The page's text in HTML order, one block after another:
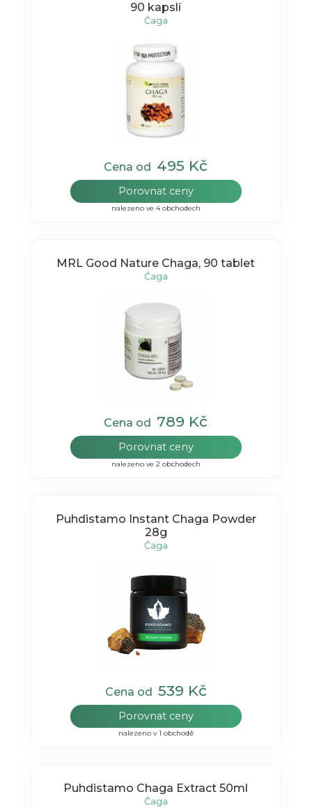
90 kapslí
Čaga
Cena od 495 Kč
Porovnat ceny
nalezeno ve 4 obchodech
MRL Good Nature Chaga, 90 tablet
Čaga
Cena od 789 Kč
Porovnat ceny
nalezeno ve 2 obchodech
Puhdistamo Instant Chaga Powder
28g
Čaga
Cena od 539 Kč
Porovnat ceny
nalezeno v 1 obchodě
Puhdistamo Chaga Extract 50ml
Čaga